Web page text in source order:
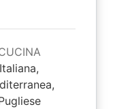
Italiana,